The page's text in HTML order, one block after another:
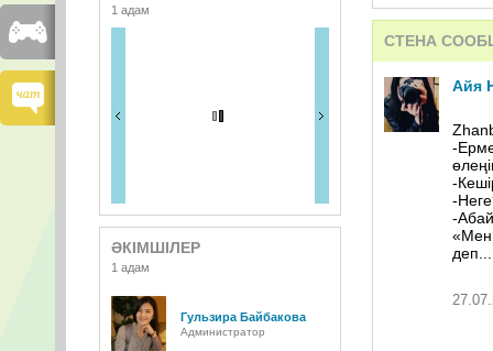
1 адам
ӘКІМШІЛЕР
1 адам
Гульзира Байбакова
Администратор
СТЕНА
Айя
-
-
-
-
«Мен
деп...